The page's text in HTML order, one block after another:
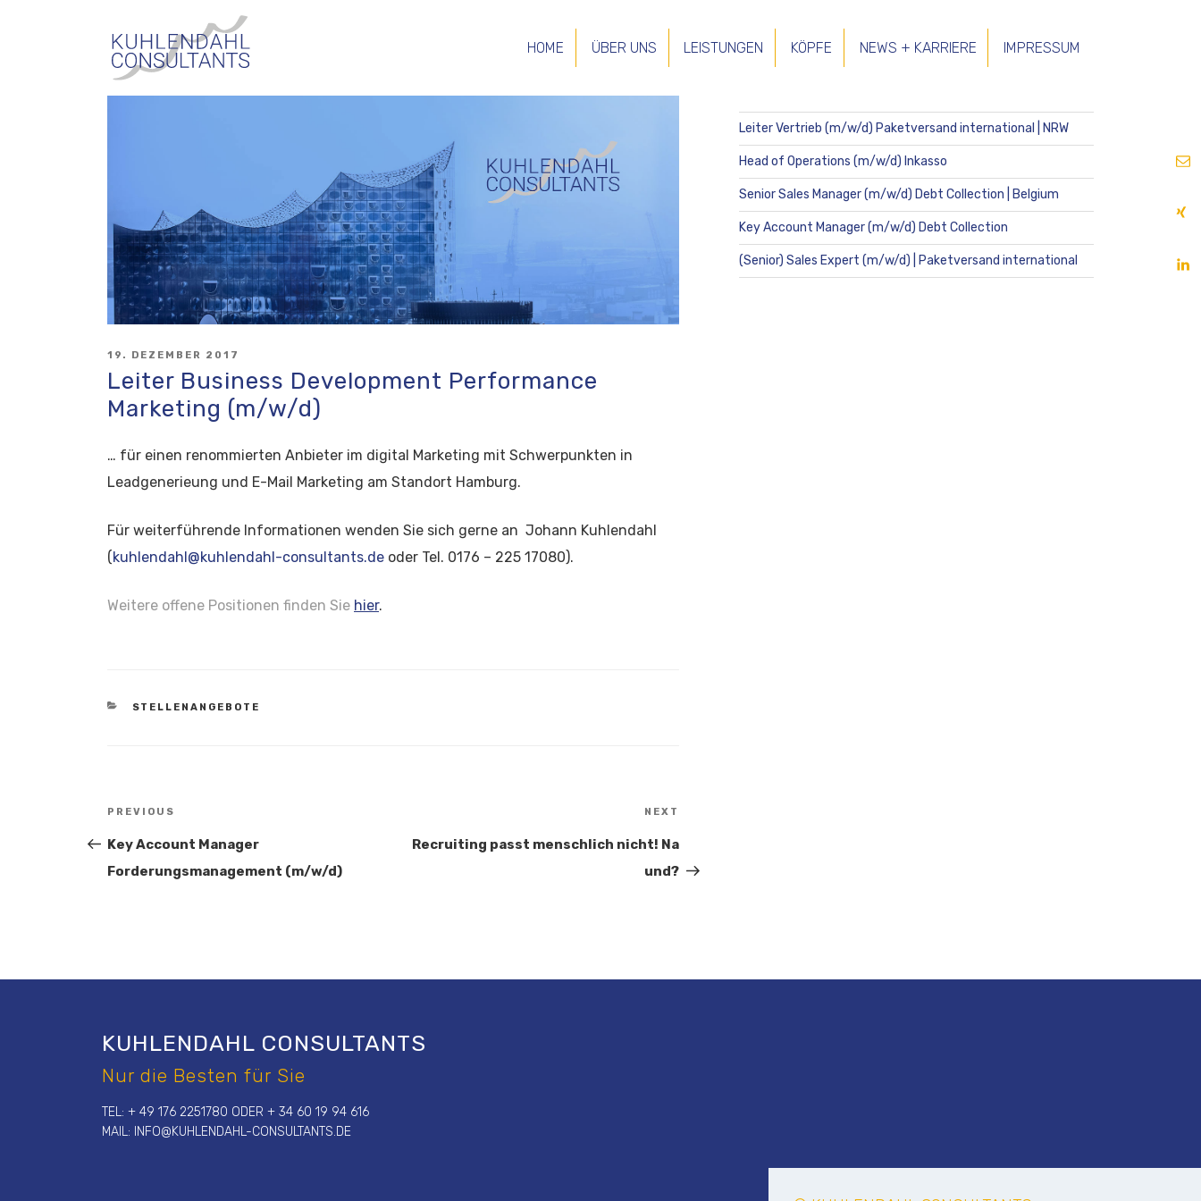
CONSULTANTS
HOME ÜBER UNS LEISTUNGEN KÖPFE NEWS + KARRIERE IMPRESSUM
E-
POSTED
ON
19. DEZEMBER 2017
Leiter Business Development Performance
Marketing (m/w/d)
… für einen renommierten Anbieter im digital Marketing mit Schwerpunkten in
Leadgenerieung und E-Mail Marketing am Standort Hamburg.
Für weiterführende Informationen wenden Sie sich gerne an Johann Kuhlendahl
( kuhlendahl@kuhlendahl-consultants.de oder Tel. 0176 – 225 17080).
Weitere offene Positionen finden Sie hier.
CATEGORIES
STELLENANGEBOTE
Previous
Post
PREVIOUS
Key Account Manager
Forderungsmanagement (m/w/d)
Post
NEXT
Recruiting passt menschlich nicht! Na
und?
Leiter Vertrieb (m/w/d) Paketversand international | NRW
Head of Operations (m/w/d) Inkasso
Senior Sales Manager (m/w/d) Debt Collection | Belgium
Key Account Manager (m/w/d) Debt Collection
(Senior) Sales Expert (m/w/d) | Paketversand international
KUHLENDAHL CONSULTANTS
Nur die Besten für Sie
TEL: + 49 176 2251780 ODER + 34 60 19 94 616
MAIL: INFO@KUHLENDAHL-CONSULTANTS.DE